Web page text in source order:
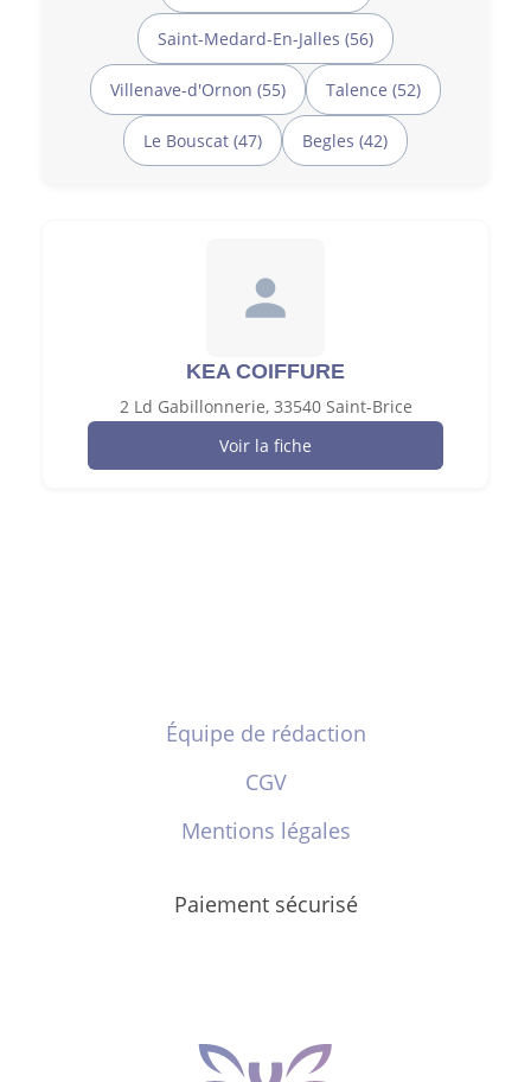
Saint-Medard-En-Jalles (56)
Villenave-d'Ornon (55) Talence (52)
Le Bouscat (47) Begles (42)
KEA COIFFURE
2 Ld Gabillonnerie, 33540 Saint-Brice
Voir la fiche
Équipe de rédaction
CGV
Mentions légales
Paiement sécurisé